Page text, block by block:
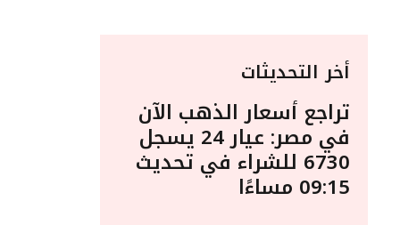
أخر التحديثات
تراجع أسعار الذهب الآن
في مصر: عيار 24 يسجل
6730 للشراء في تحديث
09:15 مساءًا